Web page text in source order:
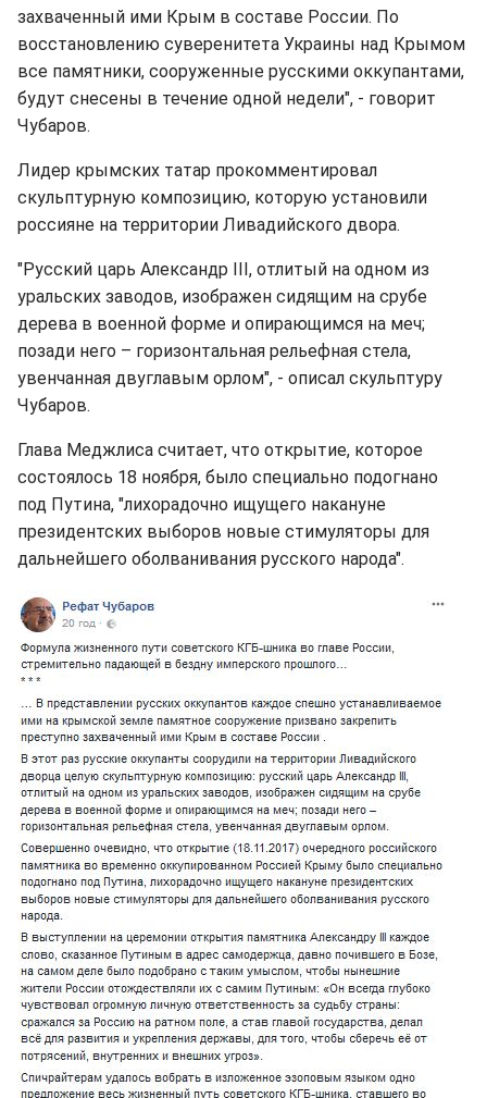
захваченный ими Крым в составе России. По
восстановлению суверенитета Украины над Крымом
все памятники, сооруженные русскими оккупантами,
будут снесены в течение одной недели", - говорит
Чубаров.
Лидер крымских татар прокомментировал
скульптурную композицию, которую установили
россияне на территории Ливадийского двора.
"Русский царь Александр III, отлитый на одном из
уральских заводов, изображен сидящим на срубе
дерева в военной форме и опирающимся на меч;
позади него – горизонтальная рельефная стела,
увенчанная двуглавым орлом", - описал скульптуру
Чубаров.
Глава Меджлиса считает, что открытие, которое
состоялось 18 ноября, было специально подогнано
под Путина, "лихорадочно ищущего накануне
президентских выборов новые стимуляторы для
дальнейшего оболванивания русского народа".